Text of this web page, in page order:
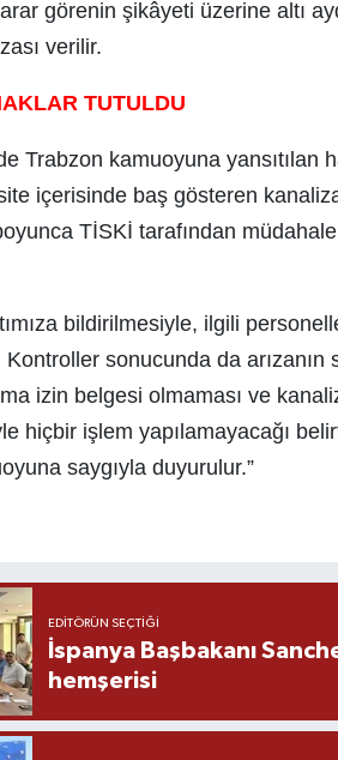
görenin şikâyeti üzerine altı
verilir.
TUTULDU
Trabzon kamuoyuna yansıtılan
içerisinde baş gösteren
TİSKİ tarafından
bildirilmesiyle, ilgili
Kontroller sonucunda da arızanın
izin belgesi olmaması ve
hiçbir işlem yapılamayacağı
saygıyla duyurulur.”
EDITÖRÜN SEÇTIĞI
İspanya Başbakanı
hemşerisi